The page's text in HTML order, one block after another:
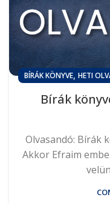
BÍRÁK KÖNYVE, HETI
Bírák
Olvasandó: Bírák
Akkor Efraim